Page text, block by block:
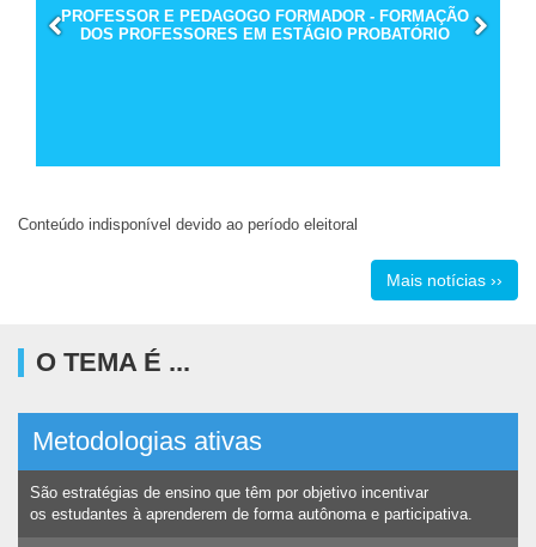
PROFESSOR E PEDAGOGO FORMADOR - FORMAÇÃO
DOS PROFESSORES EM ESTÁGIO PROBATÓRIO
Conteúdo indisponível devido ao período eleitoral
Mais notícias ››
O TEMA É ...
Metodologias ativas
São estratégias de ensino que têm por objetivo incentivar
os estudantes à aprenderem de forma autônoma e participativa.